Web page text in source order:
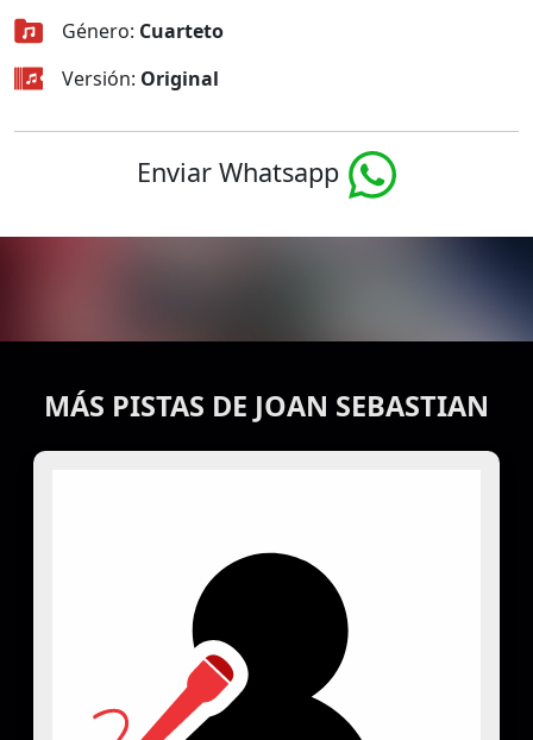
Género: Cuarteto
Versión: Original
Enviar Whatsapp
MÁS PISTAS DE JOAN SEBASTIAN